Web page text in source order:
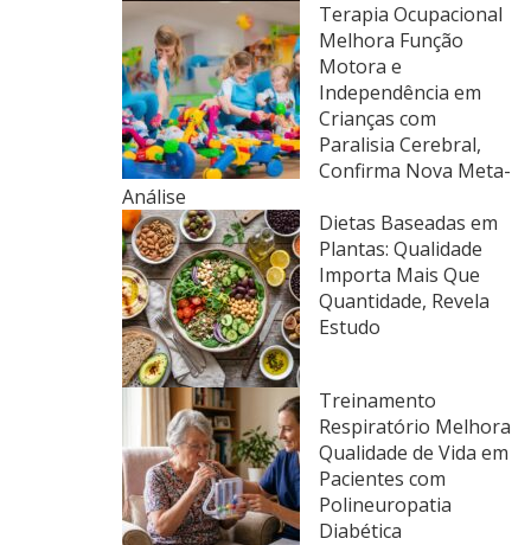
Terapia Ocupacional
Melhora Função
Motora e
Independência em
Crianças com
Paralisia Cerebral,
Confirma Nova Meta-
Análise
Dietas Baseadas em
Plantas: Qualidade
Importa Mais Que
Quantidade, Revela
Estudo
Treinamento
Respiratório Melhora
Qualidade de Vida em
Pacientes com
Polineuropatia
Diabética